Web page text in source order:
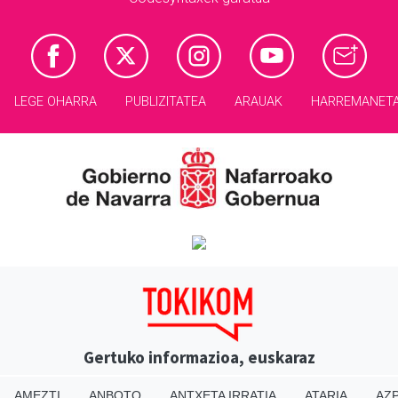
LEGE OHARRA PUBLIZITATEA ARAUAK
Gertuko informazioa, euskaraz